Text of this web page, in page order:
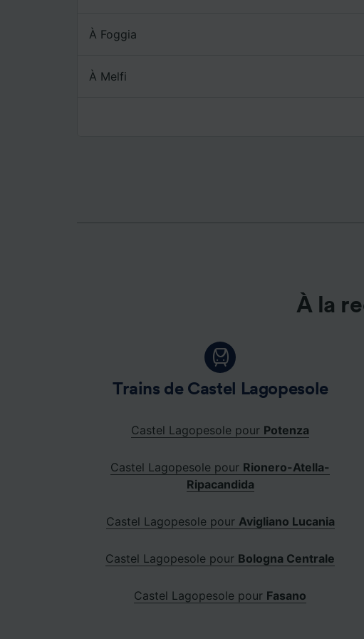
À Foggia
À Melfi
À la
Trains de Castel Lagopesole
Castel Lagopesole pour Potenza
Castel Lagopesole pour Rionero-Atella-
Ripacandida
Castel Lagopesole pour Avigliano Lucania
Castel Lagopesole pour Bologna Centrale
Castel Lagopesole pour Fasano
Liste de nos